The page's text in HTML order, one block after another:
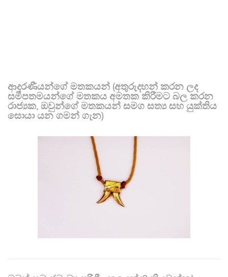
ආදරණීයන්ගේ මතකයන් (අතුරුදහන් කරන ලද
සමීපතමයන්ගේ මතකය අමතක කිරීමට බල කරන
රාජ්‍යක, ඔවුන්ගේ මතකයන් සමග සත්‍ය සහ යුක්තිය
සොයා යන ගමන් ගැන)